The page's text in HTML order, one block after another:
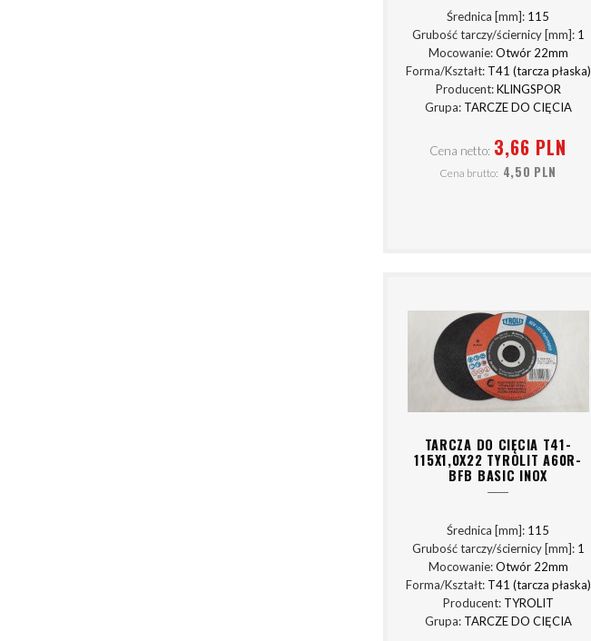
Średnica [mm]: 115
Grubość tarczy/ściernicy [mm]: 1
Mocowanie:Otwór 22mm
Forma/Kształt: T41 (tarcza płaska)
Producent:KLINGSPOR
Grupa: TARCZE DO CIĘCIA
Cena netto: 3,66 PLN
Cena brutto: 4,50 PLN
TARCZA DO CIĘCIA T41-
115X1,0X22 TYROLIT A60R-
BFB BASIC INOX
Średnica [mm]: 115
Grubość tarczy/ściernicy [mm]: 1
Mocowanie:Otwór 22mm
Forma/Kształt: T41 (tarcza płaska)
Producent: TYROLIT
Grupa: TARCZE DO CIĘCIA